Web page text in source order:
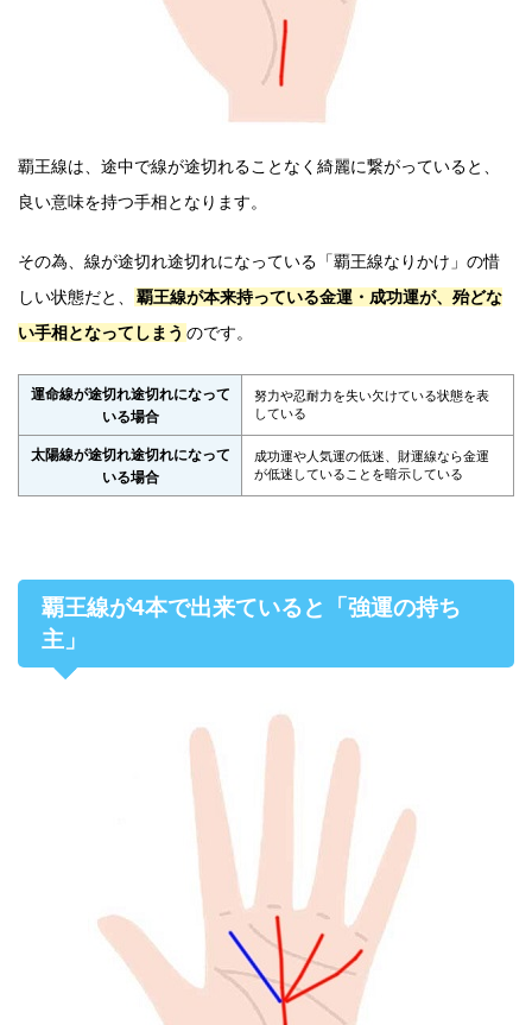
覇王線は、途中で線が途切れることなく綺麗に繋がっていると、
良い意味を持つ手相となります。
その為、線が途切れ途切れになっている「覇王線なりかけ」の惜
しい状態だと、
覇王線が本来持っている金運・成功運が、殆どな
い手相となってしまう のです。
運命線が途切れ途切れになって
いる場合
努力や忍耐力を失い欠けている状態を表
している
太陽線が途切れ途切れになって
いる場合
成功運や人気運の低迷、財運線なら金運
が低迷していることを暗示している
覇王線が4本で出来ていると「強運の持ち
主」